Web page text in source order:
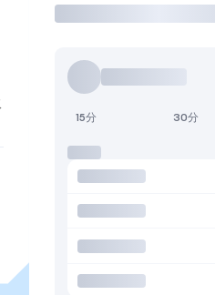
15分 30分